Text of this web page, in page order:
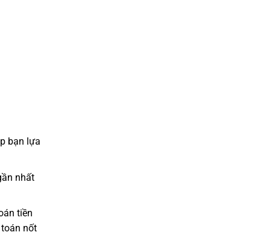
bạn lựa
nhất
tiền
nốt